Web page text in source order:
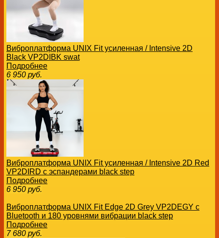
Виброплатформа UNIX Fit усиленная / Intensive 2D
Black VP2DIBK swat
Подробнее
6 950 руб.
Виброплатформа UNIX Fit усиленная / Intensive 2D Red
VP2DIRD с эспандерами black step
Подробнее
6 950 руб.
Виброплатформа UNIX Fit Edge 2D Grey VP2DEGY с
Bluetooth и 180 уровнями вибрации black step
Подробнее
7 680 руб.